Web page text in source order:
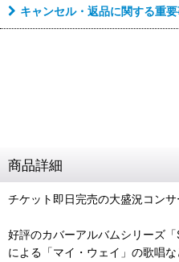
キャンセル・返品に関する重
商品詳細
チケット即日完売の大盛況コンサ
好評のカバーアルバムシリーズ
による「マイ・ウェイ」の歌唱